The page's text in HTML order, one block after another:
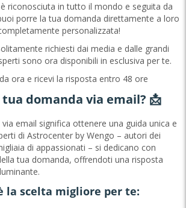
riconosciuta in tutto il mondo e seguita da
porre la tua domanda direttamente a loro
personalizzata!
richiesti dai media e dalle grandi
sono ora disponibili in esclusiva per te.
ora e ricevi la risposta entro 48 ore
domanda via email? 📩
email significa ottenere una guida unica e
di Astrocenter by Wengo – autori dei
di appassionati – si dedicano con
tua domanda, offrendoti una risposta
la scelta migliore per te: